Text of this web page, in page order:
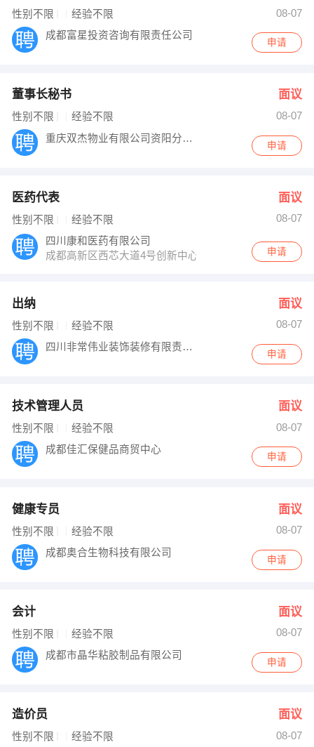
性别不限 经验不限
08-07
成都富星投资咨询有限责任公司
申请
董事长秘书 面议
性别不限 经验不限
08-07
重庆双杰物业有限公司资阳分公司
申请
医药代表 面议
性别不限 经验不限
08-07
四川康和医药有限公司
成都高新区西芯大道4号创新中心D248号
申请
出纳 面议
性别不限 经验不限
08-07
四川非常伟业装饰装修有限责任公司
申请
技术管理人员 面议
性别不限 经验不限
08-07
成都佳汇保健品商贸中心
申请
健康专员 面议
性别不限 经验不限
08-07
成都奥合生物科技有限公司
申请
会计 面议
性别不限 经验不限
08-07
成都市晶华粘胶制品有限公司
申请
造价员 面议
性别不限 经验不限 08-07